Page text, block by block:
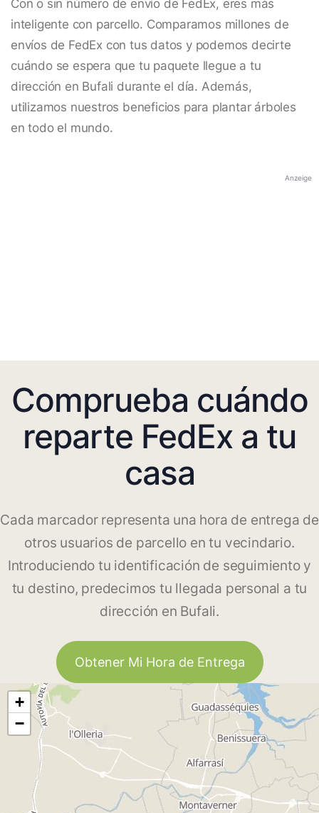
Con o sin número de envío de FedEx, eres más
inteligente con parcello. Comparamos millones de
envíos de FedEx con tus datos y podemos decirte
cuándo se espera que tu paquete llegue a tu
dirección en Bufali durante el día. Además,
utilizamos nuestros beneficios para plantar árboles
en todo el mundo.
Anzeige
Comprueba cuándo
reparte FedEx a tu
casa
Cada marcador representa una hora de entrega de
otros usuarios de parcello en tu vecindario.
Introduciendo tu identificación de seguimiento y
tu destino, predecimos tu llegada personal a tu
dirección en Bufali.
Obtener Mi Hora de Entrega
+
−